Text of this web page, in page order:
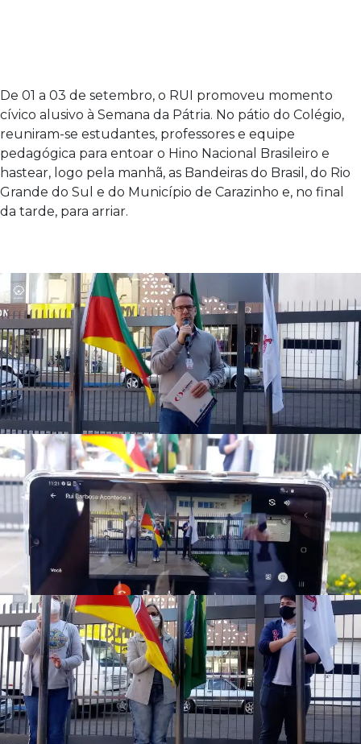
De 01 a 03 de setembro, o RUI promoveu momento
cívico alusivo à Semana da Pátria. No pátio do Colégio,
reuniram-se estudantes, professores e equipe
pedagógica para entoar o Hino Nacional Brasileiro e
hastear, logo pela manhã, as Bandeiras do Brasil, do Rio
Grande do Sul e do Município de Carazinho e, no final
da tarde, para arriar.